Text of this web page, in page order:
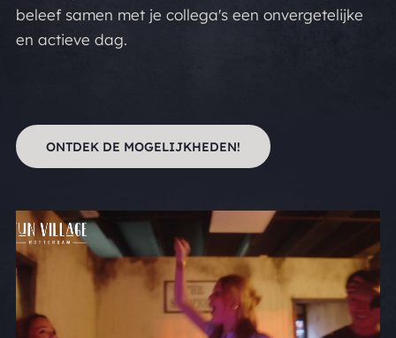
beleef samen met je collega's een onvergetelijke
en actieve dag.
ONTDEK DE MOGELIJKHEDEN!